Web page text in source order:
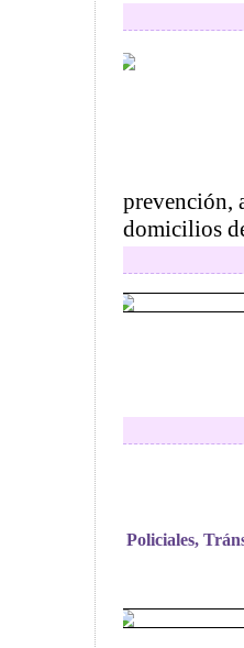
prevención,
domicilios
Policiales,